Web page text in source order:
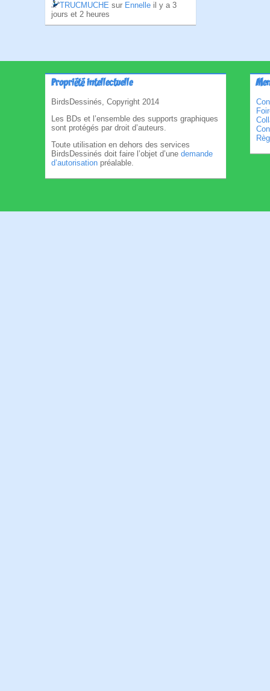
TRUCMUCHE sur Ennelle il y a 3
jours et 2 heures
Propriété intellectuelle
BirdsDessinés, Copyright 2014
Les BDs et l’ensemble des supports graphiques
sont protégés par droit d’auteurs.
Toute utilisation en dehors des services
BirdsDessinés doit faire l’objet d’une demande
d’autorisation préalable.